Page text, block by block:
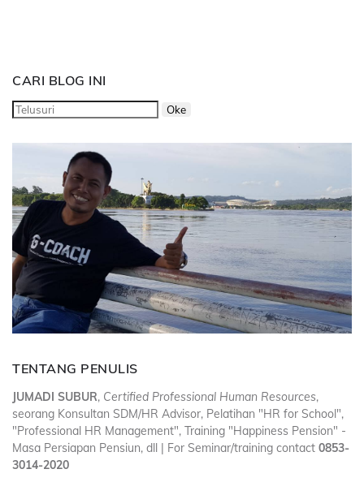
CARI BLOG INI
TENTANG PENULIS
JUMADI SUBUR, Certified Professional Human Resources,
seorang Konsultan SDM/HR Advisor, Pelatihan "HR for School",
"Professional HR Management", Training "Happiness Pension" -
Masa Persiapan Pensiun, dll | For Seminar/training contact 0853-
3014-2020